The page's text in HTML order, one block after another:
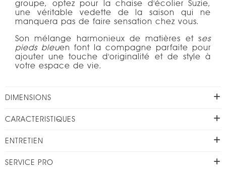
groupe,
optez pour la chaise d'écolier Suzie,
une véritable vedette de la saison qui ne
manquera pas de faire sensation chez vous.
Son mélange harmonieux de matières et ses
pieds bleuen font la compagne parfaite pour
ajouter une touche d'originalité et de style à
votre espace de vie.
DIMENSIONS
CARACTERISTIQUES
ENTRETIEN
SERVICE PRO